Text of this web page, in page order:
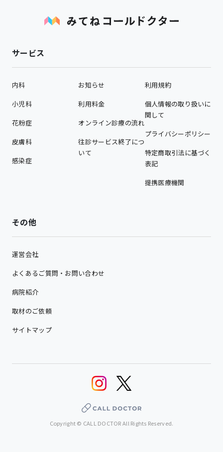
サービス
内科
小児科
花粉症
皮膚科
感染症
お知らせ
利用料金
オンライン診療の流れ
往診サービス終了につ
いて
利用規約
個人情報の取り扱いに
関して
プライバシーポリシー
特定商取引法に基づく
表記
提携医療機関
その他
運営会社
よくあるご質問・お問い合わせ
病院紹介
取材のご依頼
サイトマップ
Copyright © CALL DOCTOR All Rights Reserved.